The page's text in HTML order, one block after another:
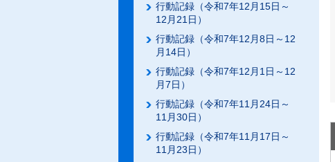
行動記録（令和7年12月15日～
12月21日）
行動記録（令和7年12月8日～12
月14日）
行動記録（令和7年12月1日～12
月7日）
行動記録（令和7年11月24日～
11月30日）
行動記録（令和7年11月17日～
11月23日）